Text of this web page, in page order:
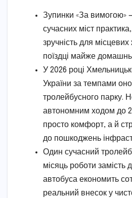
Зупинки «За вимогою»
сучасних міст
зручність для місцевих
поїздці майже
У 2026 році
України за темпами
тролейбусного парку.
автономним ходом до
просто комфорт, а й
до пошкоджень
Один сучасний
місяць роботи замість
автобуса економить
реальний внесок у